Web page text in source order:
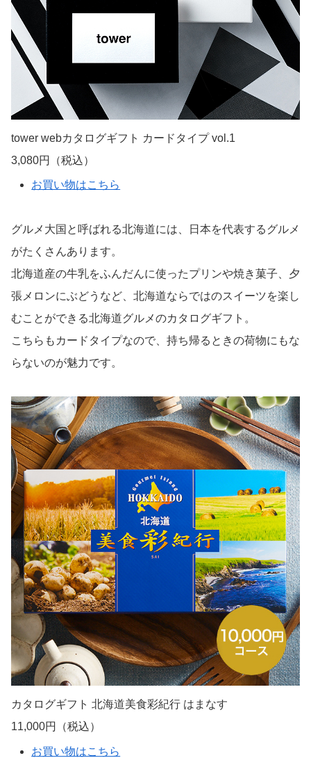
常に情報が更新されるので、新商品やメディアで話題の商
品、シーズンものなど最新のアイテムを選ぶことができる
のも嬉しいポイント。カードタイプなので手渡すときも荷
物になる心配はありません。
tower webカタログギフト カードタイプ vol.1
3,080円（税込）
お買い物はこちら
グルメ大国と呼ばれる北海道には、日本を代表するグルメ
がたくさんあります。
北海道産の牛乳をふんだんに使ったプリンや焼き菓子、夕
張メロンにぶどうなど、北海道ならではのスイーツを楽し
むことができる北海道グルメのカタログギフト。
こちらもカードタイプなので、持ち帰るときの荷物にもな
らないのが魅力です。